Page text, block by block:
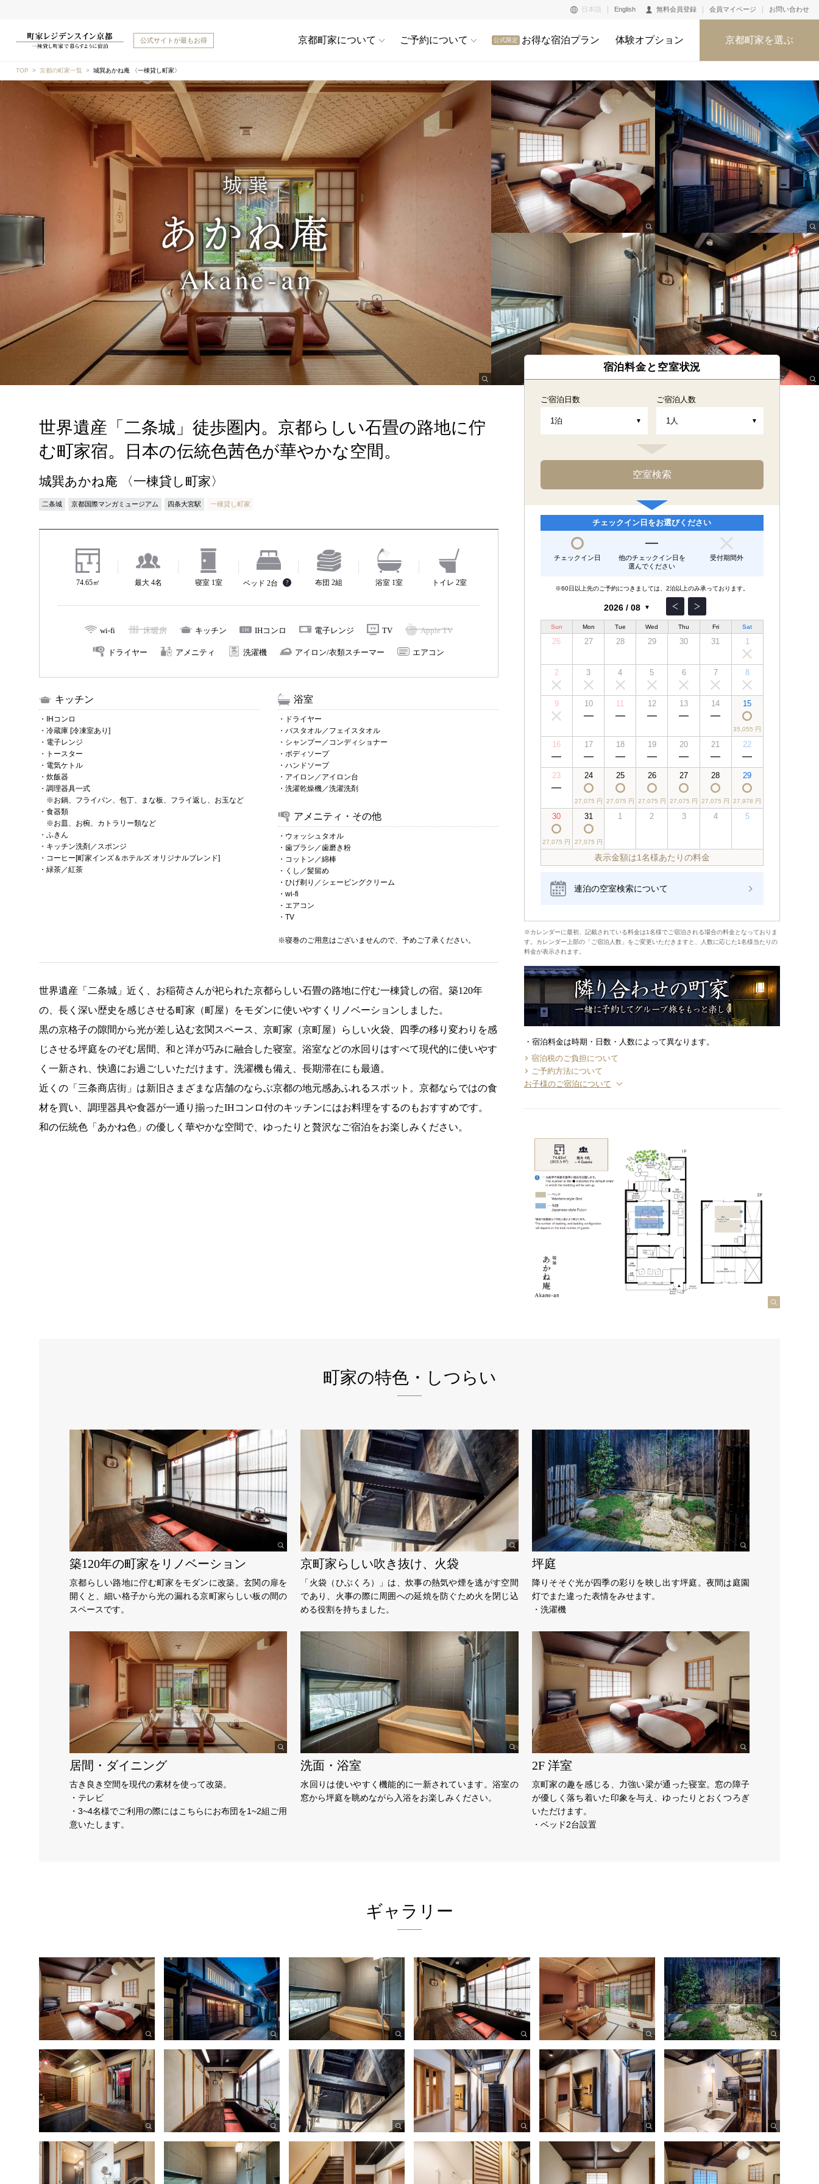
日本語 English 無料会員登録 会員マイページ お問い合わせ
公式サイトが最もお得 京都町家について ご予約について 公式限定 お得な宿泊プラン 体験オプション 京都町家を選ぶ
TOP 京都の町家一覧 城巽あかね庵 〈一棟貸し町家〉
世界遺産「二条城」徒歩圏内。京都らしい石畳の路地に佇
む町家宿。日本の伝統色茜色が華やかな空間。
城巽あかね庵 〈一棟貸し町家〉
二条城 京都国際マンガミュージアム 四条大宮駅 一棟貸し町家
74.65㎡ 最大 4名 寝室 1室 ベッド 2台 ? 布団 2組 浴室 1室 トイレ 2室
wi-fi 床暖房 キッチン IHコンロ 電子レンジ TV Apple TV
ドライヤー アメニティ 洗濯機 アイロン/衣類スチーマー エアコン
キッチン
・IHコンロ
・冷蔵庫 [冷凍室あり]
・電子レンジ
・トースター
・電気ケトル
・炊飯器
・調理器具一式
※お鍋、フライパン、包丁、まな板、フライ返し、お玉など
・食器類
※お皿、お椀、カトラリー類など
・ふきん
・キッチン洗剤／スポンジ
・コーヒー[町家インズ＆ホテルズ オリジナルブレンド]
・緑茶／紅茶
浴室
・ドライヤー
・バスタオル／フェイスタオル
・シャンプー／コンディショナー
・ボディソープ
・ハンドソープ
・アイロン／アイロン台
・洗濯乾燥機／洗濯洗剤
アメニティ・その他
・ウォッシュタオル
・歯ブラシ／歯磨き粉
・コットン／綿棒
・くし／髪留め
・ひげ剃り／シェービングクリーム
・wi-fi
・エアコン
・TV
※寝巻のご用意はございませんので、予めご了承ください。
世界遺産「二条城」近く、お稲荷さんが祀られた京都らしい石畳の路地に佇む一棟貸しの宿。築120年
の、長く深い歴史を感じさせる町家（町屋）をモダンに使いやすくリノベーションしました。
黒の京格子の隙間から光が差し込む玄関スペース、京町家（京町屋）らしい火袋、四季の移り変わりを感
じさせる坪庭をのぞむ居間、和と洋が巧みに融合した寝室。浴室などの水回りはすべて現代的に使いやす
く一新され、快適にお過ごしいただけます。洗濯機も備え、長期滞在にも最適。
近くの「三条商店街」は新旧さまざまな店舗のならぶ京都の地元感あふれるスポット。京都ならではの食
材を買い、調理器具や食器が一通り揃ったIHコンロ付のキッチンにはお料理をするのもおすすめです。
和の伝統色「あかね色」の優しく華やかな空間で、ゆったりと贅沢なご宿泊をお楽しみください。
宿泊料金と空室状況
ご宿泊日数 ご宿泊人数
チェックイン日をお選びください
チェックイン日
他のチェックイン日を
選んでください
受付期間外
※60日以上先のご予約につきましては、2泊以上のみ承っております。
Sun Mon Tue Wed Thu Fri Sat
26 27 28 29 30 31 1
2 3 4 5 6 7 8
9 10 11 12 13 14 15
35,055 円
16 17 18 19 20 21 22
23 24
27,075 円
25
27,075 円
26
27,075 円
27
27,075 円
28
27,075 円
29
27,978 円
30
27,075 円
31
27,075 円
1 2 3 4 5
表示金額は1名様あたりの料金
連泊の空室検索について
※カレンダーに最初、記載されている料金は1名様でご宿泊される場合の料金となっておりま
す。カレンダー上部の「ご宿泊人数」をご変更いただきますと、人数に応じた1名様当たりの
料金が表示されます。
宿泊料金は時期・日数・人数によって異なります。
宿泊税のご負担について
ご予約方法について
お子様のご宿泊について
町家の特色・しつらい
築120年の町家をリノベーション
京都らしい路地に佇む町家をモダンに改築。玄関の扉を
開くと、細い格子から光の漏れる京町家らしい板の間の
スペースです。
京町家らしい吹き抜け、火袋
「火袋（ひぶくろ）」は、炊事の熱気や煙を逃がす空間
であり、火事の際に周囲への延焼を防ぐため火を閉じ込
める役割を持ちました。
坪庭
降りそそぐ光が四季の彩りを映し出す坪庭。夜間は庭園
灯でまた違った表情をみせます。
・洗濯機
居間・ダイニング
古き良き空間を現代の素材を使って改築。
・テレビ
・3~4名様でご利用の際にはこちらにお布団を1~2組ご用
意いたします。
洗面・浴室
水回りは使いやすく機能的に一新されています。浴室の
窓から坪庭を眺めながら入浴をお楽しみください。
2F 洋室
京町家の趣を感じる、力強い梁が通った寝室。窓の障子
が優しく落ち着いた印象を与え、ゆったりとおくつろぎ
いただけます。
・ベッド2台設置
ギャラリー